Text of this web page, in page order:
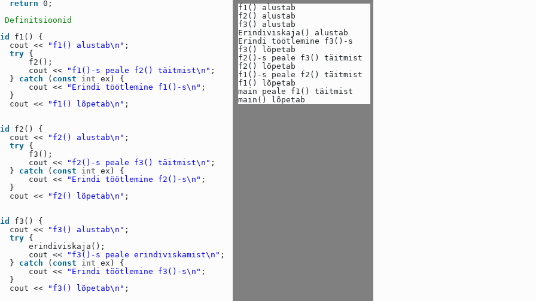
return 0;
f1() {
cout <<
"f1() alustab\n" ;
try {
f2();
cout <<
"f1()-s peale f2() täitmist\n" ;
} catch ( const int ex) {
cout <<
"Erindi töötlemine f1()-s\n" ;
}
cout <<
"f1() lõpetab\n" ;
f2() {
cout <<
"f2() alustab\n" ;
try {
f3();
cout <<
"f2()-s peale f3() täitmist\n" ;
} catch ( const int ex) {
cout <<
"Erindi töötlemine f2()-s\n" ;
}
cout <<
"f2() lõpetab\n" ;
f3() {
cout <<
"f3() alustab\n" ;
try {
erindiviskaja();
cout <<
"f3()-s peale erindiviskamist\n" ;
} catch ( const int ex) {
cout <<
"Erindi töötlemine f3()-s\n" ;
}
cout <<
"f3() lõpetab\n" ;
f1() alustab
f2() alustab
f3() alustab
Erindiviskaja() alustab
Erindi töötlemine f3()-s
f3() lõpetab
f2()-s peale f3() täitmist
f2() lõpetab
f1()-s peale f2() täitmist
f1() lõpetab
main peale f1() täitmist
main() lõpetab